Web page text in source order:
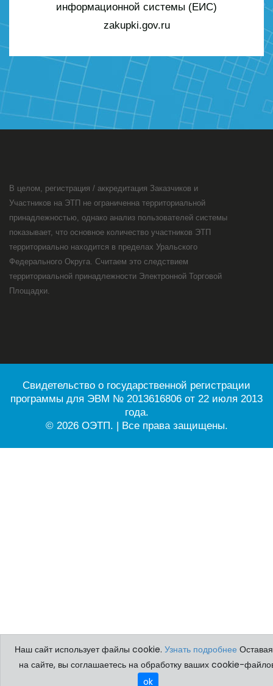
информационной системы (ЕИС)
zakupki.gov.ru
В целом, регистрация / аккредитация Заказчиков и
Участников на ЭТП не ограниченна территориальной
принадлежностью, однако анализ пользователей системы
показывает, что основное количество участников ЭТП
территориально находится в пределах Уральского
Федерального Округа. Считаем это следствием
территориальной принадлежности Электронной Торговой
Площадки.
Свидетельство о государственной регистрации
программы для ЭВМ № 2013616806 от 22 июля 2013
года.
© 2026 ОЭТП. | Все права защищены.
Наш сайт использует файлы cookie. Узнать подробнее
на сайте, вы соглашаетесь на обработку ваших cookie-
ok